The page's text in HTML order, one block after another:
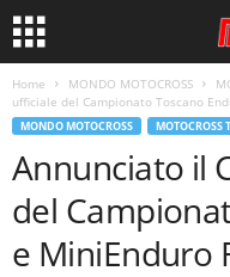
Home MONDO MOTOCROSS
ufficiale del Campionato Toscano
MONDO MOTOCROSS MOTOCROSS
Annunciato il
del
e MiniEnduro